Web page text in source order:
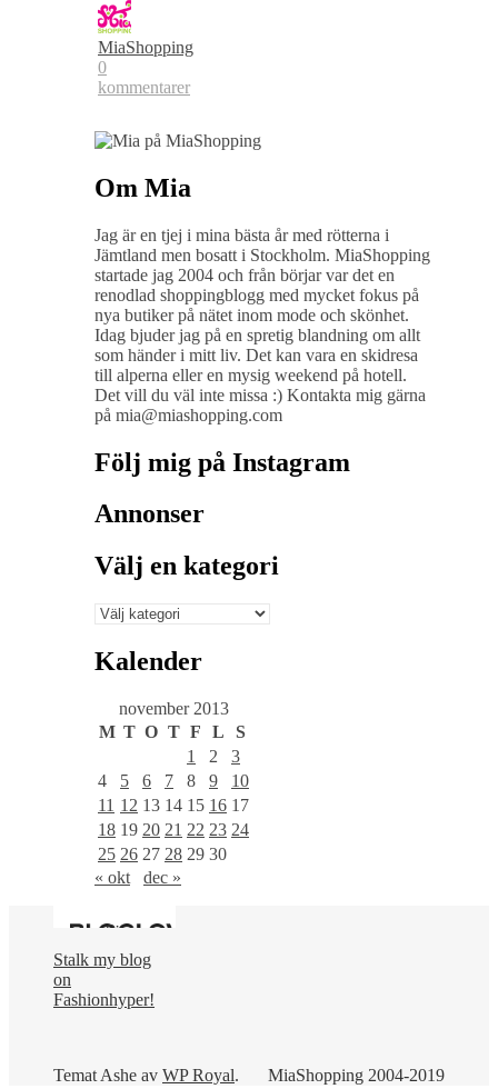
MiaShopping
0
kommentarer
Om Mia
Jag är en tjej i mina bästa år med rötterna i
Jämtland men bosatt i Stockholm. MiaShopping
startade jag 2004 och från börjar var det en
renodlad shoppingblogg med mycket fokus på
nya butiker på nätet inom mode och skönhet.
Idag bjuder jag på en spretig blandning om allt
som händer i mitt liv. Det kan vara en skidresa
till alperna eller en mysig weekend på hotell.
Det vill du väl inte missa :) Kontakta mig gärna
på mia@miashopping.com
Följ mig på Instagram
Annonser
Välj en kategori
Välj
kategori
Kalender
november 2013
M T O T F L
S
1
2
3
4
5 6 7 8 9
10
11 12 13 14 15 16 17
18 19 20 21 22 23 24
25 26 27 28 29 30
« okt
dec »
Stalk my blog
on
Fashionhyper!
MiaShopping 2004-2019
Temat Ashe av WP Royal.